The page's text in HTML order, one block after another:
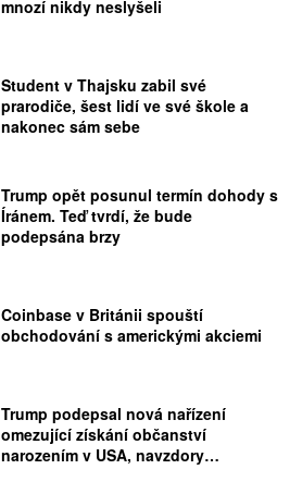
mnozí nikdy neslyšeli
Student v Thajsku zabil své
prarodiče, šest lidí ve své škole a
nakonec sám sebe
Trump opět posunul termín dohody s
Íránem. Teď tvrdí, že bude
podepsána brzy
Coinbase v Británii spouští
obchodování s americkými akciemi
Trump podepsal nová nařízení
omezující získání občanství
narozením v USA, navzdory